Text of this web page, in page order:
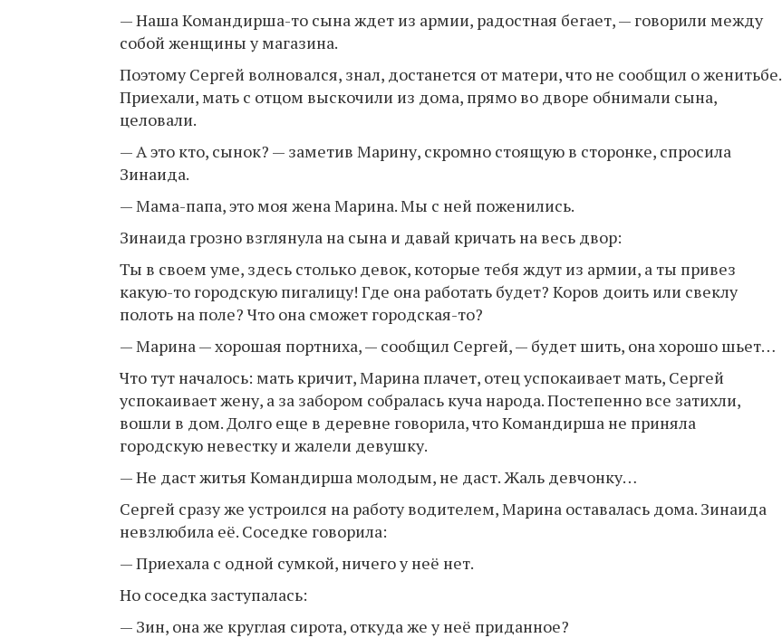
— Наша Командирша-то сына ждет из армии, радостная бегает, — говорили между
собой женщины у магазина.
Поэтому Сергей волновался, знал, достанется от матери, что не сообщил о женитьбе.
Приехали, мать с отцом выскочили из дома, прямо во дворе обнимали сына,
целовали.
— А это кто, сынок? — заметив Марину, скромно стоящую в сторонке, спросила
Зинаида.
— Мама-папа, это моя жена Марина. Мы с ней поженились.
Зинаида грозно взглянула на сына и давай кричать на весь двор:
Ты в своем уме, здесь столько девок, которые тебя ждут из армии, а ты привез
какую-то городскую пигалицу! Где она работать будет? Коров доить или свеклу
полоть на поле? Что она сможет городская-то?
— Марина — хорошая портниха, — сообщил Сергей, — будет шить, она хорошо шьет…
Что тут началось: мать кричит, Марина плачет, отец успокаивает мать, Сергей
успокаивает жену, а за забором собралась куча народа. Постепенно все затихли,
вошли в дом. Долго еще в деревне говорила, что Командирша не приняла
городскую невестку и жалели девушку.
— Не даст житья Командирша молодым, не даст. Жаль девчонку…
Сергей сразу же устроился на работу водителем, Марина оставалась дома. Зинаида
невзлюбила её. Соседке говорила:
— Приехала с одной сумкой, ничего у неё нет.
Но соседка заступалась:
— Зин, она же круглая сирота, откуда же у неё приданное?